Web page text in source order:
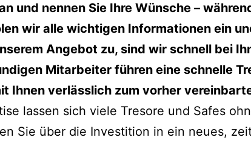
und nennen Sie Ihre Wünsche –
wir alle wichtigen Informationen ein
Angebot zu, sind wir schnell bei
Mitarbeiter führen eine schnelle
Ihnen verlässlich zum vorher
lassen sich viele Tresore und Safes
Sie über die Investition in ein neues,